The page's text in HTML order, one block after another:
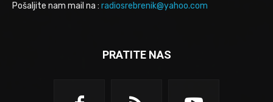
Pošaljite nam mail na : radiosrebrenik@yahoo.com
PRATITE NAS